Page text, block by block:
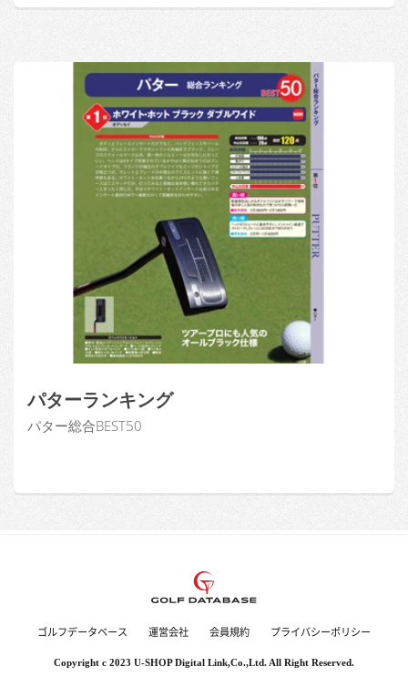
ゴルフデータベース 運営会社 会員規約 プライバシーポリシー
Copyright c 2023 U-SHOP Digital Link,Co.,Ltd. All Right Reserved.